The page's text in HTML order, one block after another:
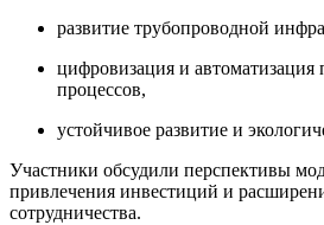
развитие трубопроводной
цифровизация и автоматизация
процессов,
устойчивое развитие и
Участники обсудили перспективы
привлечения инвестиций и
сотрудничества.